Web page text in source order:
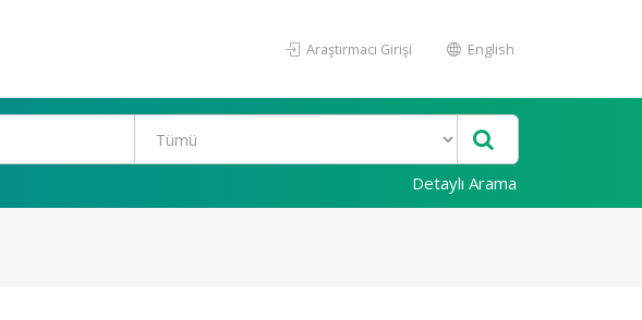
Araştırmacı Girişi English
Detaylı Arama